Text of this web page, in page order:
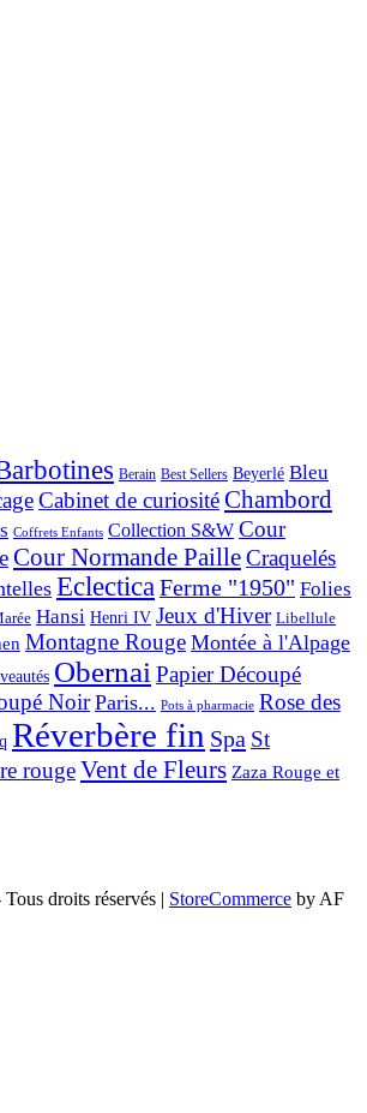
Berain Best Sellers Beyerlé Bleu
Cabinet de curiositéChambord
Coffrets Enfants Collection S&W Cour
Cour Normande PailleCraquelés
EclecticaFerme "1950" Folies
Hansi Henri IV Jeux d'Hiver Libellule
Montagne Rouge Montée à l'Alpage
ObernaiPapier Découpé
Noir Paris... Pots à pharmacie Rose des
Réverbère fin Spa St
rougeVent de Fleurs Zaza Rouge et
droits réservés
StoreCommerce by AF